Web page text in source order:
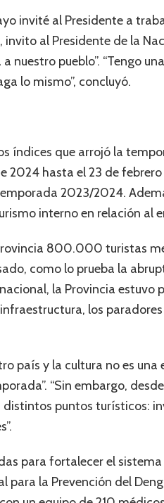
invité al Presidente a
al Presidente de la
pueblo”. “Tengo
lo mismo”, concluyó.
índices que arrojó la
2024 hasta el 23 de
2023/2024.
interno en relación al
800.000 turistas
como lo prueba la
la Provincia estuvo
los paradores
país y la cultura no es una
“Sin embargo,
puntos turísticos:
para fortalecer el
la Prevención del